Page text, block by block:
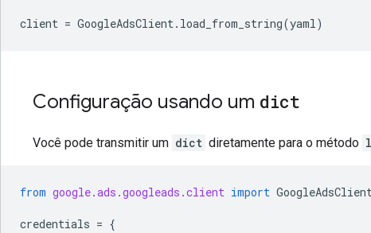
client = GoogleAdsClient. load_from_string(yaml)
Configuração usando um dict
Você pode transmitir um dict diretamente para o método
from google.ads.googleads.client import
credentials = {